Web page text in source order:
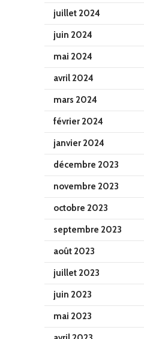
juillet 2024
juin 2024
mai 2024
avril 2024
mars 2024
février 2024
janvier 2024
décembre 2023
novembre 2023
octobre 2023
septembre 2023
août 2023
juillet 2023
juin 2023
mai 2023